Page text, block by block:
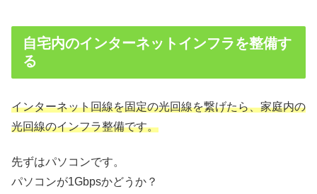
自宅内のインターネットインフラを整備す
る
インターネット回線を固定の光回線を繋げたら、家庭内の
光回線のインフラ整備です。
先ずはパソコンです。
パソコンが1Gbpsかどうか？